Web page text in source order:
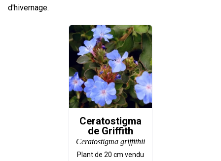
d'hivernage.
Ceratostigma
de Griffith
Ceratostigma griffithii
Plant de 20 cm vendu